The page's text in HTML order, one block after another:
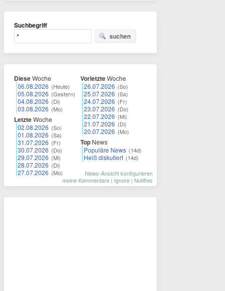
Suchbegriff
suchen
DieseWoche
06.08.2026 (Heute)
05.08.2026 (Gestern)
04.08.2026 (Di)
03.08.2026 (Mo)
LetzteWoche
02.08.2026 (So)
01.08.2026 (Sa)
31.07.2026 (Fr)
30.07.2026 (Do)
29.07.2026 (Mi)
28.07.2026 (Di)
27.07.2026 (Mo)
VorletzteWoche
26.07.2026 (So)
25.07.2026 (Sa)
24.07.2026 (Fr)
23.07.2026 (Do)
22.07.2026 (Mi)
21.07.2026 (Di)
20.07.2026 (Mo)
Top News
Populäre News (14d)
Heiß diskutiert (14d)
News-Ansicht konfigurieren
meine Kommentare | Ignore | Notifies